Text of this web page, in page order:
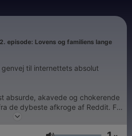
episode: Lovens og familiens lange
til internettets absolut
absurde, akavede og chokerende
de dybeste afkroge af Reddit. Fra
catfishing-historier til de helt